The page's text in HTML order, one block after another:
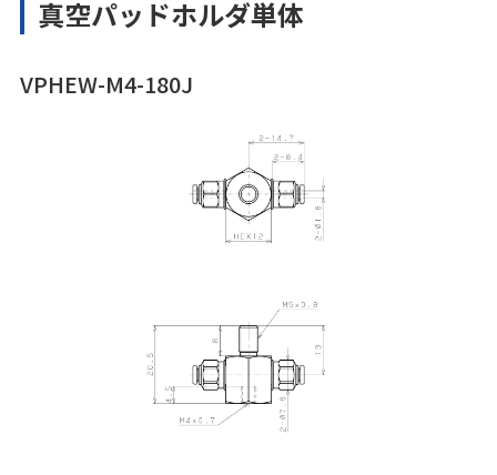
真空パッドホルダ単体
VPHEW-M4-180J